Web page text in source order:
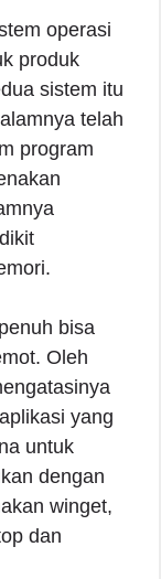
operasi
produk
sistem itu
telah
program
bisa
Oleh
yang
untuk
dengan
winget,
dan